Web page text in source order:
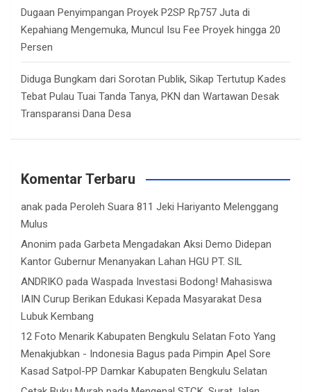
Dugaan Penyimpangan Proyek P2SP Rp757 Juta di
Kepahiang Mengemuka, Muncul Isu Fee Proyek hingga 20
Persen
Diduga Bungkam dari Sorotan Publik, Sikap Tertutup Kades
Tebat Pulau Tuai Tanda Tanya, PKN dan Wartawan Desak
Transparansi Dana Desa
Komentar Terbaru
anak pada Peroleh Suara 811 Jeki Hariyanto Melenggang
Mulus
Anonim pada Garbeta Mengadakan Aksi Demo Didepan
Kantor Gubernur Menanyakan Lahan HGU PT. SIL
ANDRIKO pada Waspada Investasi Bodong! Mahasiswa
IAIN Curup Berikan Edukasi Kepada Masyarakat Desa
Lubuk Kembang
12 Foto Menarik Kabupaten Bengkulu Selatan Foto Yang
Menakjubkan - Indonesia Bagus pada Pimpin Apel Sore
Kasad Satpol-PP Damkar Kabupaten Bengkulu Selatan